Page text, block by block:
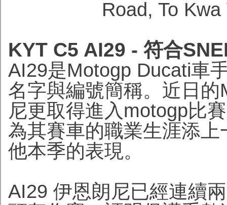
Road, To
KYT C5 AI29 - 符合
AI29是Motogp Ducati車
名字與編號簡稱。近日
尼更取得進入motogp比
為其賽車的職業生涯添
他本季的表現。
AI29 伊恩朗尼已經連續